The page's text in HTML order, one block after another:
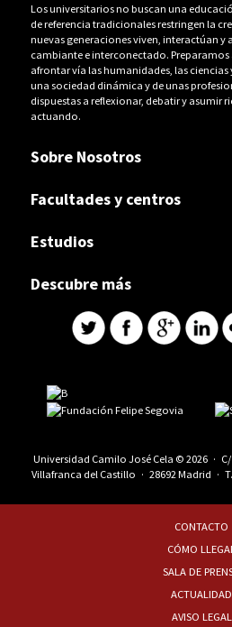
Los universitarios no buscan una
de referencia tradicionales restringen la
nuevas generaciones viven, interactúan y
cambiante e interconectado.
afrontar vía las humanidades, las
una sociedad dinámica y de unas
dispuestas a reflexionar, debatir y asumir
actuando.
Sobre Nosotros
Facultades y centros
Estudios
Descubre más
Universidad Camilo José Cela © 2026 ·
Villafranca del Castillo · 28692 Madrid · T.
CONTACTO
CÓMO
SALA DE
ACTUALIDAD
AVISO LEGAL